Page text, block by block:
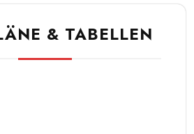
& TABELLEN